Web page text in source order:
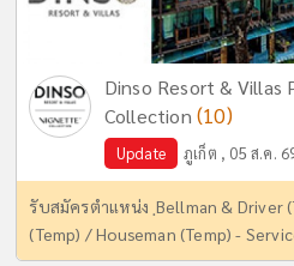
Dinso Resort &
Collection (10)
Update ภูเก็ต , 05 ส.ค.
รับสมัครตำแหน่ง ฺBellman & Driver
(Temp) / Houseman (Temp) -